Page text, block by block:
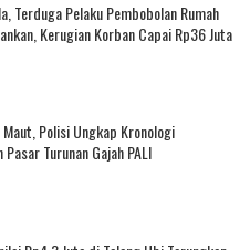
Terduga Pelaku Pembobolan Rumah
Kerugian Korban Capai Rp36 Juta
Polisi Ungkap Kronologi
Turunan Gajah PALI